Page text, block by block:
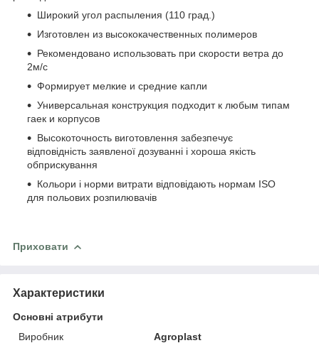
Широкий угол распыления (110 град.)
Изготовлен из высококачественных полимеров
Рекомендовано использовать при скорости ветра до
2м/с
Формирует мелкие и средние капли
Универсальная конструкция подходит к любым типам
гаек и корпусов
Высокоточность виготовлення забезпечує
відповідність заявленої дозуванні і хороша якість
обприскування
Кольори і норми витрати відповідають нормам ISO
для польових розпилювачів
Приховати
Характеристики
Основні атрибути
Виробник
Agroplast